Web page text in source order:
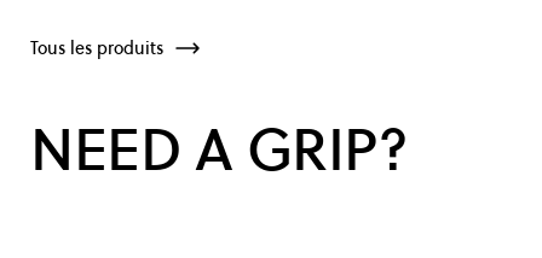
Tous les produits
NEED A GRIP?